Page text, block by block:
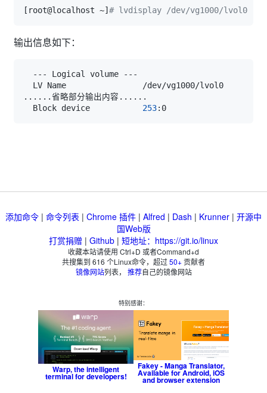
[ root@localhost ~] # lvdisplay /dev/vg1000/lvol0     #
输出信息如下：
.. .. ..省略部分输出内容 .. .. ..
  Block device
253
添加命令 | 命令列表 | Chrome 插件 | Alfred | Dash | Krunner | 开源中
国Web版
打赏捐赠 | Github | 短地址：https://git.io/linux
收藏本站请使用 Ctrl+D 或者Command+d
共搜集到 616 个Linux命令，超过50+贡献者
镜像网站列表， 推荐自己的镜像网站
特别感谢：
Warp, the intelligent
terminal for developers!
Fakey - Manga Translator,
Available for Android, iOS
and browser extension